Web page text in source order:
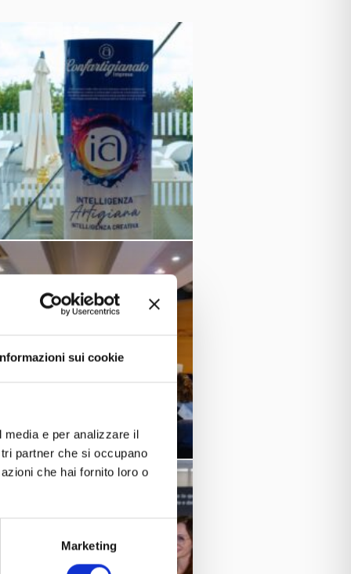
sui cookie
e per analizzare il
partner che si occupano
che hai fornito loro o
Marketing
risonanza naturale nel mondo
del territorio.
la velocità della Formula 1 e la
lavorano insieme.